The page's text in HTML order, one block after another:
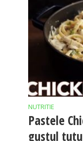
NUTRITIE
Pastele
gustul